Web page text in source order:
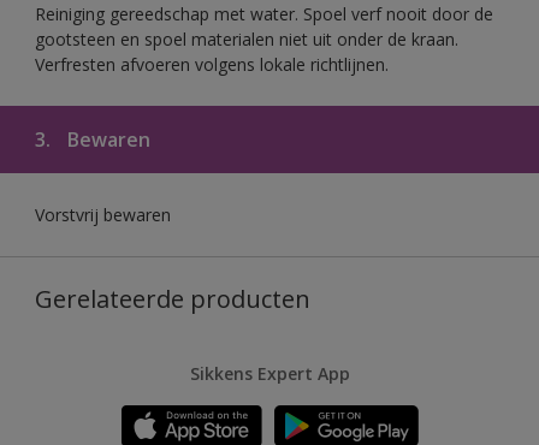
Reiniging gereedschap met water. Spoel verf nooit door de
gootsteen en spoel materialen niet uit onder de kraan.
Verfresten afvoeren volgens lokale richtlijnen.
3. Bewaren
Vorstvrij bewaren
Gerelateerde producten
Sikkens Expert App